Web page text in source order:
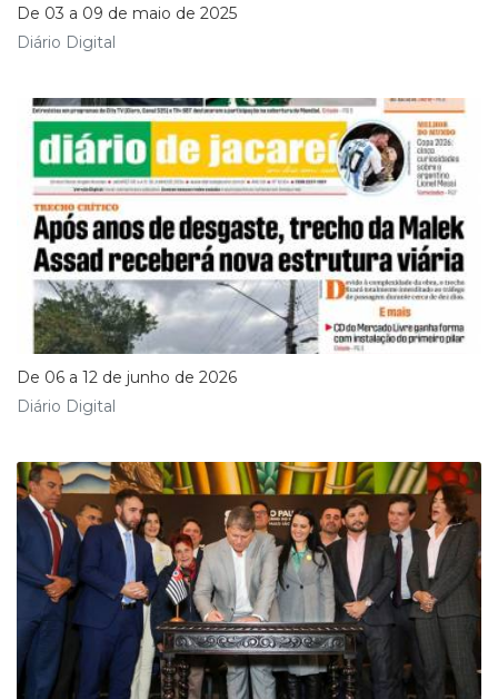
De 03 a 09 de maio de 2025
Diário Digital
De 06 a 12 de junho de 2026
Diário Digital